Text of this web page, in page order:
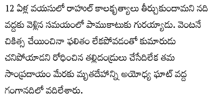
12 ఏళ్ల వయసులో రాహుల్ కాలకృత్యాలు తీర్చుకుందామని నది
వద్దకు వెళ్లిన సమయంలో పాముకాటుకు గురయ్యాడు. వెంటనే
చికిత్స చేయించినా ఫలితం లేకపోవడంతో కుమారుడు
చనిపోయాడని రోధించిన తల్లిదండ్రులు చేసేదిలేక తమ
సాంప్రదాయం మేరకు మృతదేహాన్ని అయోధ్య ఘాట్‌ వద్ద
గంగానదిలో వదిలేశారు.